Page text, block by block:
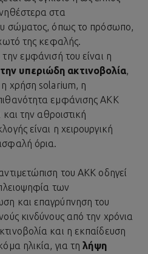
στα
σώματος, όπως το πρόσωπο,
της κεφαλής.
εμφάνισή του είναι η
υπεριώδη ακτινοβολία,
χρήση solarium, η
εμφάνισης ΑΚΚ
και την αθροιστική
είναι η χειρουργική
όρια.
του ΑΚΚ οδηγεί
των
και επαγρύπνηση του
κινδύνους από την χρόνια
και η εκπαίδευση
ηλικία, για τηλήψη